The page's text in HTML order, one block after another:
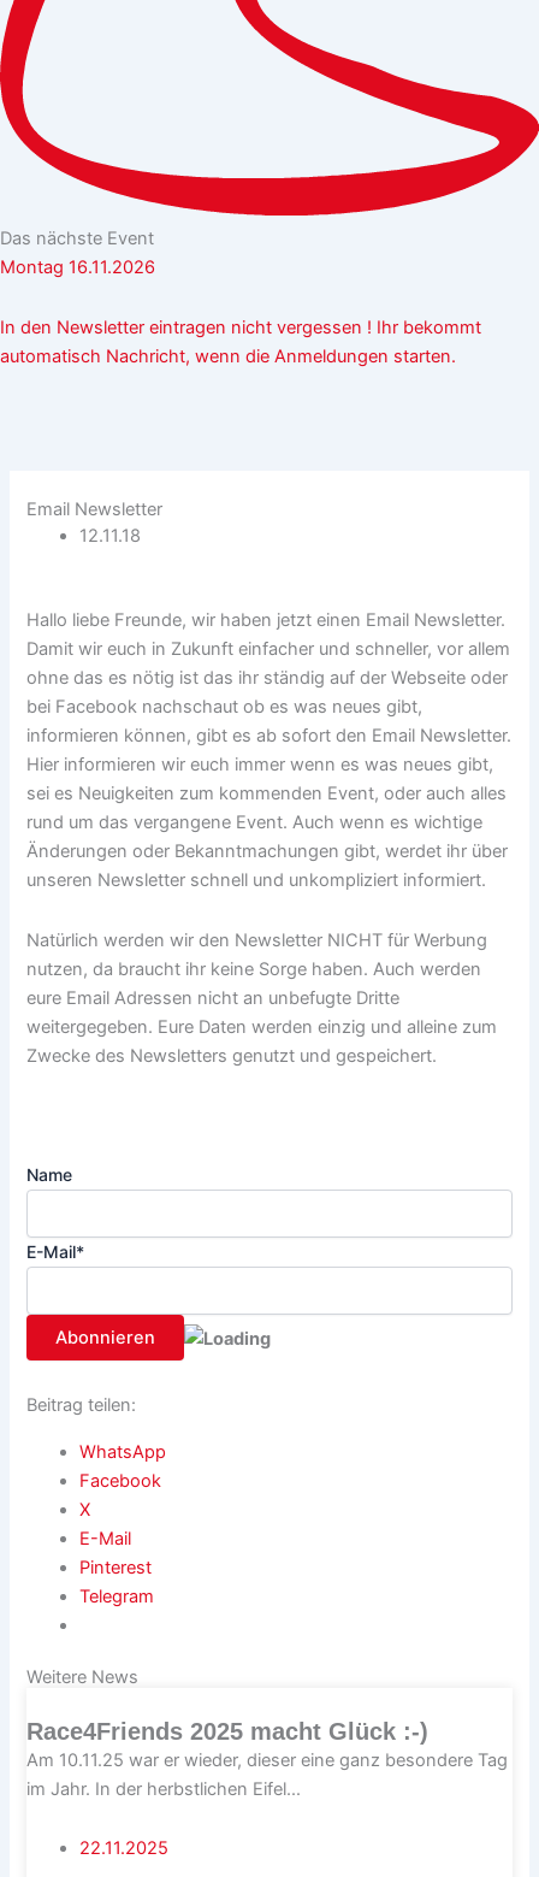
Das nächste Event
Montag 16.11.2026
In den Newsletter eintragen nicht vergessen ! Ihr bekommt
automatisch Nachricht, wenn die Anmeldungen starten.
Email Newsletter
12.11.18
Hallo liebe Freunde, wir haben jetzt einen Email Newsletter.
Damit wir euch in Zukunft einfacher und schneller, vor allem
ohne das es nötig ist das ihr ständig auf der Webseite oder
bei Facebook nachschaut ob es was neues gibt,
informieren können, gibt es ab sofort den Email Newsletter.
Hier informieren wir euch immer wenn es was neues gibt,
sei es Neuigkeiten zum kommenden Event, oder auch alles
rund um das vergangene Event. Auch wenn es wichtige
Änderungen oder Bekanntmachungen gibt, werdet ihr über
unseren Newsletter schnell und unkompliziert informiert.
Natürlich werden wir den Newsletter NICHT für Werbung
nutzen, da braucht ihr keine Sorge haben. Auch werden
eure Email Adressen nicht an unbefugte Dritte
weitergegeben. Eure Daten werden einzig und alleine zum
Zwecke des Newsletters genutzt und gespeichert.
Name
E-Mail*
Beitrag teilen:
WhatsApp
Facebook
X
E-Mail
Pinterest
Telegram
Weitere News
Race4Friends 2025 macht Glück :-)
Am 10.11.25 war er wieder, dieser eine ganz besondere Tag
im Jahr. In der herbstlichen Eifel...
22.11.2025